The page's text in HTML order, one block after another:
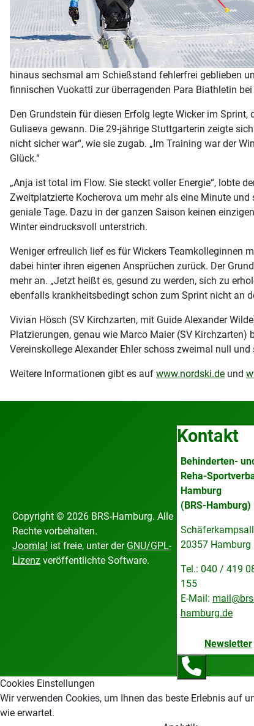
hinaus sechsmal am Schießstand fehlerfrei geblieben
finnischen Vuokatti zur überragenden Para Biathletin
Den Grundstein für diesen Erfolg legte Wicker im
Guliaeva gewann. Die 29-jährige Stuttgarterin zeigte
nicht sicher war“, wie sie zugab. „Im Training war der
Glück.“
„Anja ist total im Flow. Sie steckt voller Energie“, lobte
Zweitplatzierte Kocherova um mehr als eine Minute
geniale Tage. Dazu in der ganzen Saison keinen
Winter eindrucksvoll unterstrich.
Weniger erfreulich lief es für Wickers Teamkolleginnen
dabei hinter ihren eigenen Ansprüchen zurück. Der
mehr an. „Jetzt heißt es, gesund zu werden, sich zu
ebenfalls krankheitsbedingt schon zum Sprint nicht an
Vivian Hösch (SV Kirchzarten, mit Guide Alexander
Platzierungen, genau wie Marco Maier (SV
Vereinskollege Alexander Ehler schoss zweimal null
Weitere Informationen gibt es auf www.nordski.de und
Copyright © 2026 BRS-Hamburg. Alle
Rechte vorbehalten.
Joomla! ist freie, unter der GNU/GPL-
Lizenz veröffentlichte Software.
Kontakt
Behinderten-
Reha-
Hamburg
(BRS-Hamburg)
20357 Hamburg
Tel.: 040 / 419
155
E-Mail:
hamburg.de
Newsletter
Cookies Einstellungen
Wir verwenden Cookies, um Ihnen das beste Erlebnis auf
wie erwartet.